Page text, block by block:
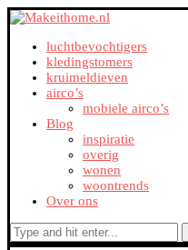
luchtbevochtigers
kledingstomers
kruimeldieven
airco’s
mobiele airco’s
Blog
inspiratie
overig
wonen
woontrends
Over ons